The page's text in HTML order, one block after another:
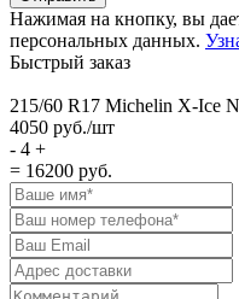
Нажимая на кнопку, вы
персональных данных.
Быстрый заказ
215/60 R17 Michelin X-Ice
4050 руб./шт
- 4 +
= 16200 руб.